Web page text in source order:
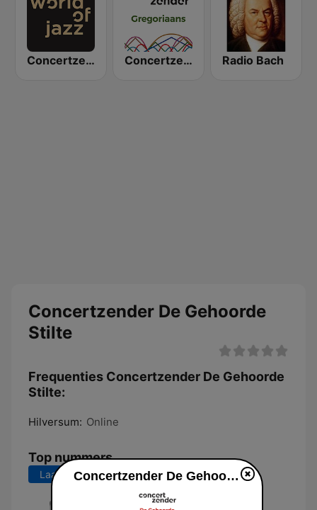
Concertzender Jazz Concertzender Gregoriaans Radio Bach
Concertzender De Gehoorde
Stilte
Frequenties Concertzender De Gehoorde
Stilte:
Hilversum: Online
Top nummers
Laatste 7 dagen Laatste 30 dagen Concertzender De Gehoorde Stilte live luisteren